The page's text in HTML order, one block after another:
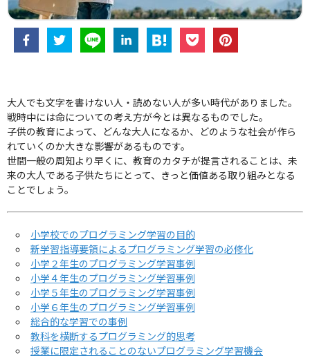
大人でも文字を書けない人・読めない人が多い時代がありました。
戦時中には命についての考え方が今とは異なるものでした。
子供の教育によって、どんな大人になるか、どのような社会が作ら
れていくのか大きな影響があるものです。
世間一般の周知より早くに、教育のカタチが提言されることは、未
来の大人である子供たちにとって、きっと価値ある取り組みとなる
ことでしょう。
小学校でのプログラミング学習の目的
新学習指導要領によるプログラミング学習の必修化
小学２年生のプログラミング学習事例
小学４年生のプログラミング学習事例
小学５年生のプログラミング学習事例
小学６年生のプログラミング学習事例
総合的な学習での事例
教科を横断するプログラミング的思考
授業に限定されることのないプログラミング学習機会